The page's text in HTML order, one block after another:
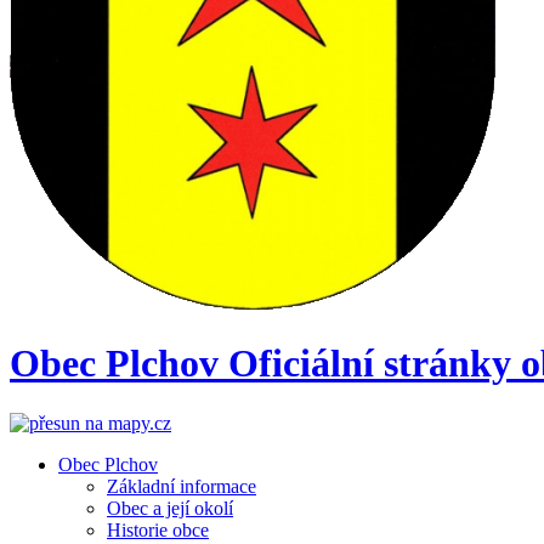
Obec Plchov Oficiální stránky
Obec Plchov
Základní informace
Obec a její okolí
Historie obce